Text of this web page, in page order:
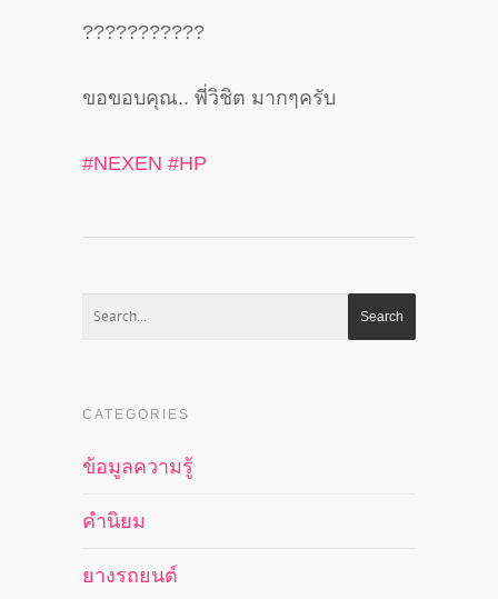
???????????
ขอขอบคุณ.. พี่วิชิต มากๆครับ
#NEXEN #HP
CATEGORIES
ข้อมูลความรู้
คำนิยม
ยางรถยนต์